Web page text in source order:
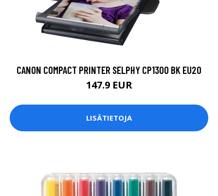
CANON COMPACT PRINTER SELPHY CP1300 BK EU20
147.9 EUR
LISÄTIETOJA